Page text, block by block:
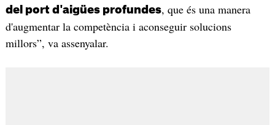
del port d'aigües profundes, que és una manera
d'augmentar la competència i aconseguir solucions
millors”, va assenyalar.